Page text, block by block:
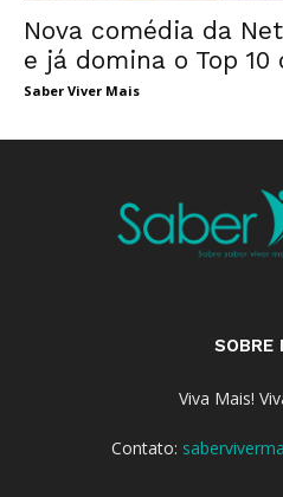
Nova comédia da
e já domina o Top
Saber Viver Mais
SOBRE
Viva Mais!
Contato: